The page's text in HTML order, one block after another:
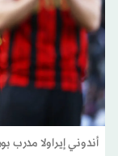
أندوني إيراولا مدرب